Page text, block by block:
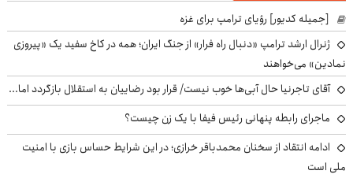
[جمیله کدیور] رؤیای ترامپ برای غزه
ژنرال ارشد ترامپ «دنبال راه فرار» از جنگ ایران؛ همه در کاخ سفید یک «پیروزی
نمادین» می‌خواهند
آقای تاجرنیا حال آبی‌ها خوب نیست/ قرار بود رضاییان به استقلال بازگردد اما...
ماجرای رابطه پنهانی رئیس فیفا با یک زن چیست؟
ادامه انتقاد از سخنان محمدباقر خرازی؛ در این شرایط حساس بازی با امنیت
ملی است